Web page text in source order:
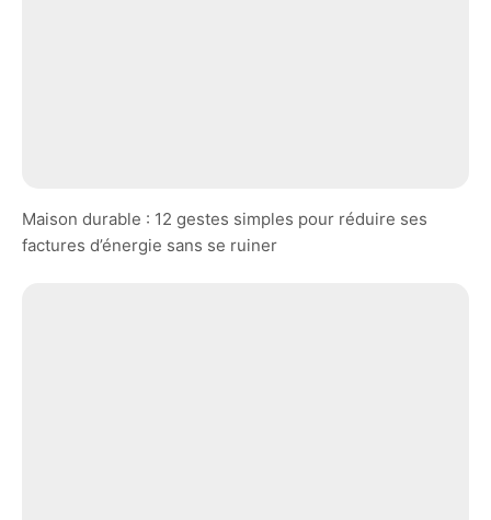
Maison durable : 12 gestes simples pour réduire ses
factures d’énergie sans se ruiner